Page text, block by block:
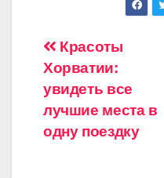
Навигация
по
записям
Красоты
Хорватии:
увидеть все
лучшие места в
одну поездку